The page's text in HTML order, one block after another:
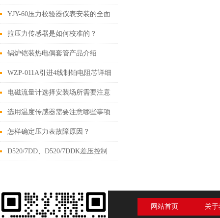
绍
YJY-60压力校验器仪表安装的全面
步骤解析和注意事项说明
拉压力传感器是如何校准的？
锅炉铠装热电偶套管产品介绍
WZP-011A引进4线制铂电阻芯详细
介绍
电磁流量计选择安装场所需要注意
的问题
选用温度传感器需要注意哪些事项
呢
怎样确定压力表故障原因？
D520/7DD、D520/7DDK差压控制
网站首页 关